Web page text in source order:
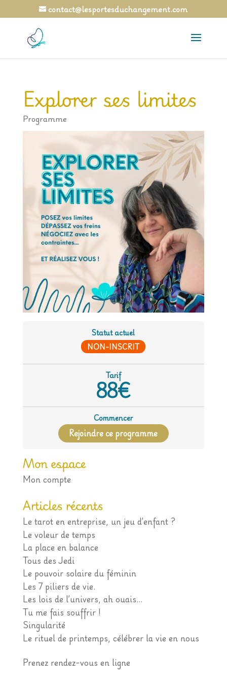
contact@lesportesduchangement.com
Explorer ses limites
Programme
Statut actuel
NON-INSCRIT
Tarif
88€
Commencer
Rejoindre ce programme
Mon espace
Mon compte
Articles récents
Le tarot en entreprise, un jeu d’enfant ?
Le voleur de temps
La place en balance
Tous des Jedi
Le pouvoir solaire du féminin
Les 7 piliers de vie.
Les lois de l’univers, ah ouais…
Tu me fais souffrir !
Singularité
Le rituel de printemps, célébrer la vie en nous
Prenez rendez-vous en ligne